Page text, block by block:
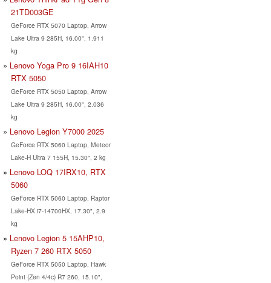
21TD003GE
GeForce RTX 5070 Laptop, Arrow
Lake Ultra 9 285H, 16.00", 1.911
kg
Lenovo Yoga Pro 9 16IAH10
RTX 5050
GeForce RTX 5050 Laptop, Arrow
Lake Ultra 9 285H, 16.00", 2.036
kg
Lenovo Legion Y7000 2025
GeForce RTX 5060 Laptop, Meteor
Lake-H Ultra 7 155H, 15.30", 2 kg
Lenovo LOQ 17IRX10, RTX
5060
GeForce RTX 5060 Laptop, Raptor
Lake-HX i7-14700HX, 17.30", 2.9
kg
Lenovo Legion 5 15AHP10,
Ryzen 7 260 RTX 5050
GeForce RTX 5050 Laptop, Hawk
Point (Zen 4/4c) R7 260, 15.10",